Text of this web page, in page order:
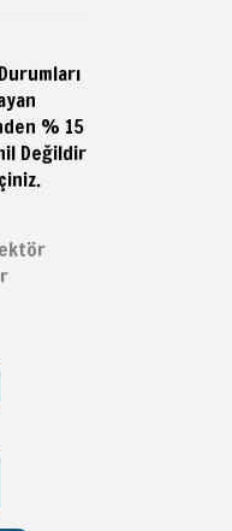
% 15
Değildir